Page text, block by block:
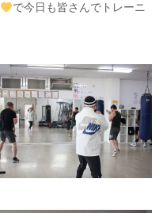
で今日も皆さんでトレーニ